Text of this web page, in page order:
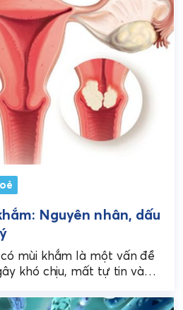
Nguyên nhân, dấu
mùi khắm là một vấn đề
khó chịu, mất tự tin và